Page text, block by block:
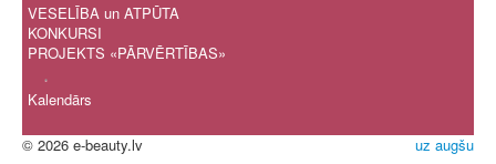
VESELĪBA un ATPŪTA
KONKURSI
PROJEKTS «PĀRVĒRTĪBAS»
.
Kalendārs
uz augšu
© 2026 e-beauty.lv